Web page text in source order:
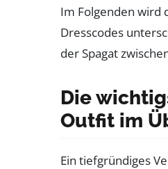
Im Folgenden wird
Dresscodes
der Spagat
Die
Outfit im
Ein tiefgründiges